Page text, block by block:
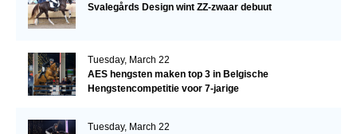
Svalegårds Design wint ZZ-zwaar debuut
Tuesday, March 22
AES hengsten maken top 3 in Belgische
Hengstencompetitie voor 7-jarige
Tuesday, March 22